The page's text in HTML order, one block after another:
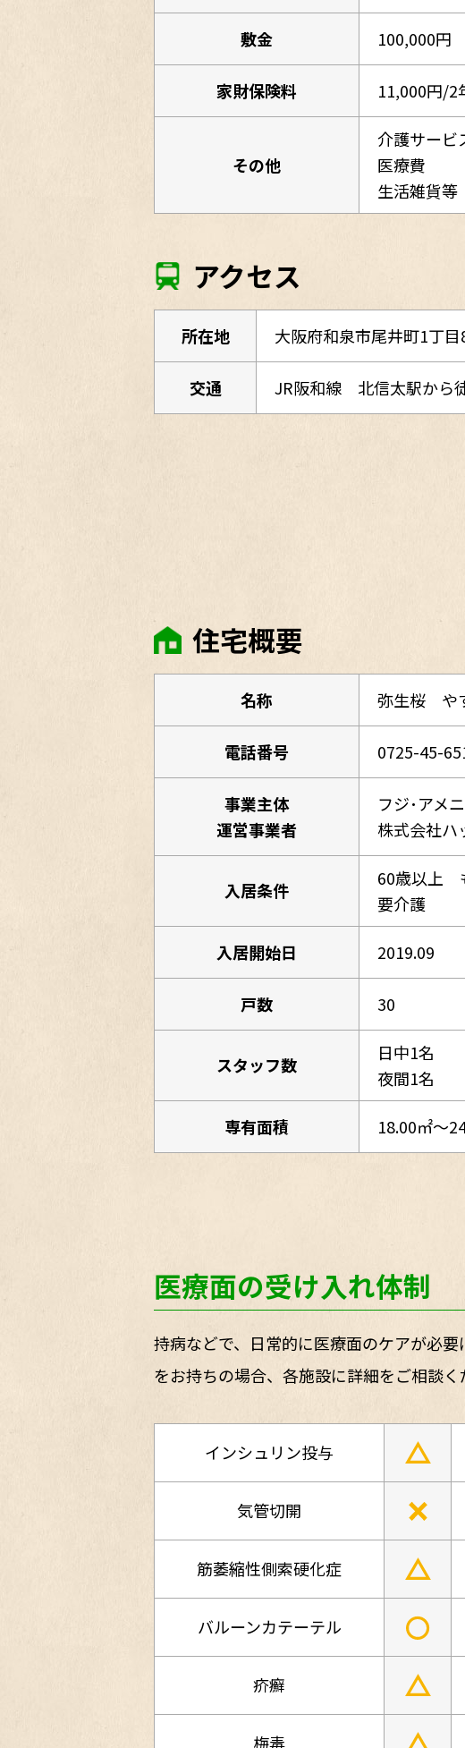
敷金 100,000円
家財保険料 11,000円/2
その他
介護サービ
医療費
生活雑貨等
アクセス
所在地 大阪府和泉市尾井町1丁
交通 JR阪和線 北信太駅から
住宅概要
名称 弥生桜 や
電話番号 0725-45-
事業主体
運営事業者
フジ･アメ
株式会社ハ
入居条件
60歳以上
要介護
入居開始日 2019.09
戸数 30
スタッフ数
日中1名
夜間1名
専有面積 18.00㎡～
医療面の受け入れ体制
持病などで、日常的に医療面のケアが必
をお持ちの場合、各施設に詳細をご相談く
インシュリン投与 △
気管切開 ×
筋萎縮性側索硬化症 △
バルーンカテーテル ○
疥癬 △
梅毒